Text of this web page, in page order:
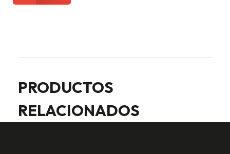
PRODUCTOS
RELACIONADOS